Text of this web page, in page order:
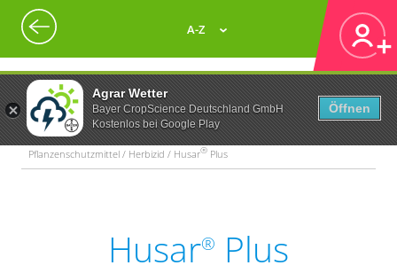
Agrar Wetter
Bayer CropScience Deutschland GmbH
Kostenlos bei Google Play
Öffnen
A-Z
Pflanzenschutzmittel / Herbizid / Husar® Plus
Husar® Plus